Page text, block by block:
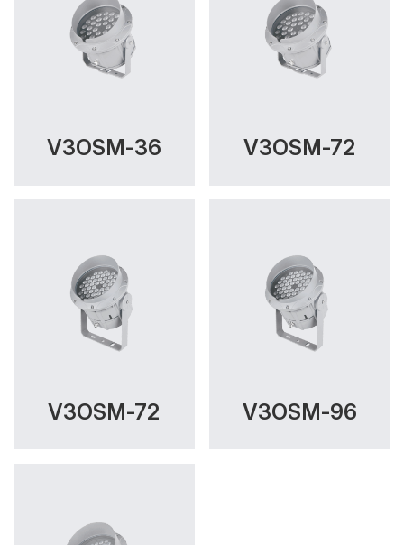
V3OSM-36 V3OSM-72
V3OSM-72 V3OSM-96